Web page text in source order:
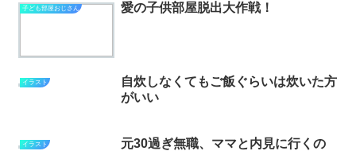
子ども部屋おじさん 愛の子供部屋脱出大作戦！
イラスト
自炊しなくてもご飯ぐらいは炊いた方
がいい
イラスト
元30過ぎ無職、ママと内見に行くの